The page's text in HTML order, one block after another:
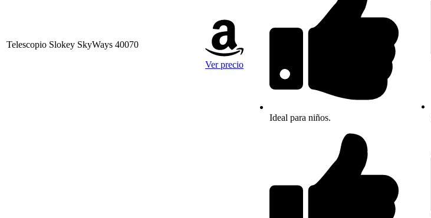
Telescopio Slokey SkyWays 40070
Ver precio
Ideal para niños.